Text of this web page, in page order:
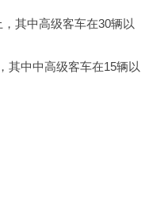
其中高级客车在30辆以
中中高级客车在15辆以